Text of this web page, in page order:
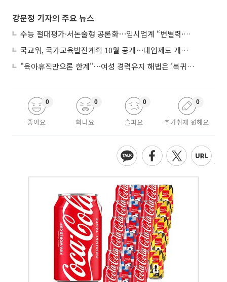
강문정 기자의 주요 뉴스
수능 절대평가·서논술형 공론화⋯입시업계 “변별력·사교육 대책 먼저”
국교위, 국가교육발전계획 10월 공개⋯대입제도 개편 공론화 추진
"육아휴직만으론 한계"⋯여성 경력유지 해법은 '복귀 후 유연근무’
좋아요
0
화나요
0
슬퍼요
0
추가취재 원해요
0